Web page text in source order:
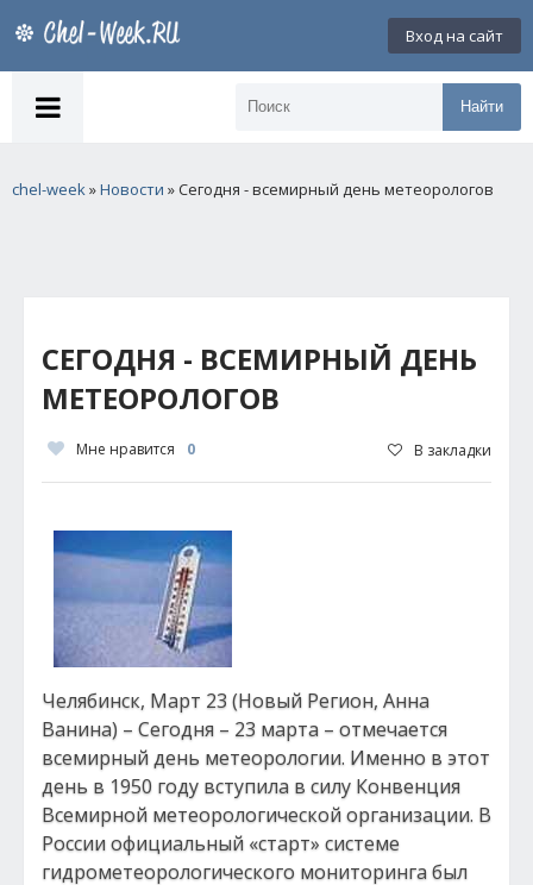
Вход на сайт
Найти
chel-week»Новости » Сегодня - всемирный день метеорологов
СЕГОДНЯ - ВСЕМИРНЫЙ ДЕНЬ
МЕТЕОРОЛОГОВ
Мне нравится 0 В закладки
Челябинск, Март 23 (Новый Регион, Анна
Ванина) – Сегодня – 23 марта – отмечается
всемирный день метеорологии. Именно в этот
день в 1950 году вступила в силу Конвенция
Всемирной метеорологической организации. В
России официальный «старт» системе
гидрометеорологического мониторинга был